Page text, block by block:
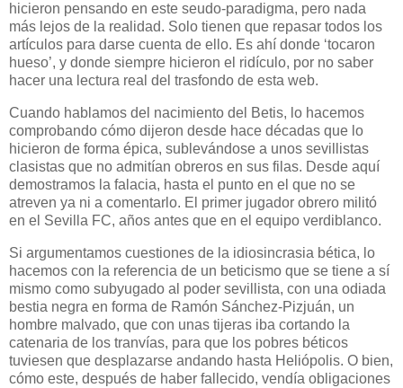
hicieron pensando en este seudo-paradigma, pero nada
más lejos de la realidad. Solo tienen que repasar todos los
artículos para darse cuenta de ello. Es ahí donde ‘tocaron
hueso’, y donde siempre hicieron el ridículo, por no saber
hacer una lectura real del trasfondo de esta web.
Cuando hablamos del nacimiento del Betis, lo hacemos
comprobando cómo dijeron desde hace décadas que lo
hicieron de forma épica, sublevándose a unos sevillistas
clasistas que no admitían obreros en sus filas. Desde aquí
demostramos la falacia, hasta el punto en el que no se
atreven ya ni a comentarlo. El primer jugador obrero militó
en el Sevilla FC, años antes que en el equipo verdiblanco.
Si argumentamos cuestiones de la idiosincrasia bética, lo
hacemos con la referencia de un beticismo que se tiene a sí
mismo como subyugado al poder sevillista, con una odiada
bestia negra en forma de Ramón Sánchez-Pizjuán, un
hombre malvado, que con unas tijeras iba cortando la
catenaria de los tranvías, para que los pobres béticos
tuviesen que desplazarse andando hasta Heliópolis. O bien,
cómo este, después de haber fallecido, vendía obligaciones